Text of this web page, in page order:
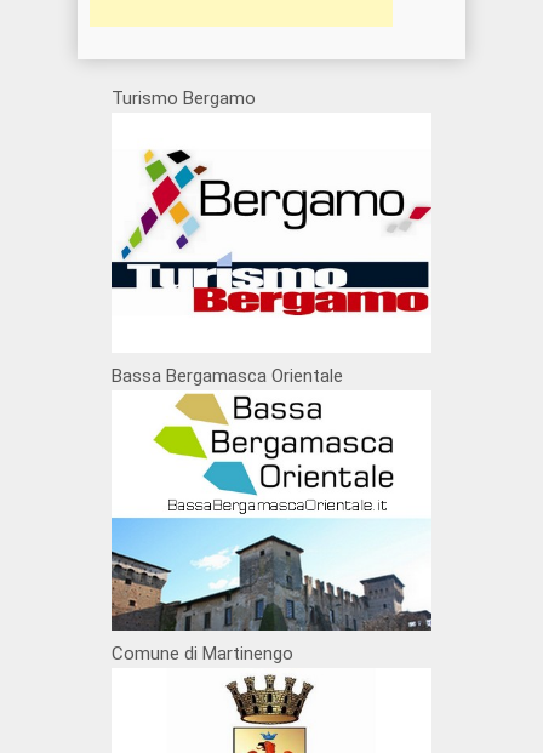
Turismo Bergamo
Bassa Bergamasca Orientale
Comune di Martinengo